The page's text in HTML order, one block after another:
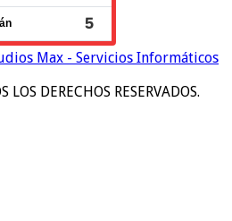
Max - Servicios Informáticos
DERECHOS RESERVADOS.